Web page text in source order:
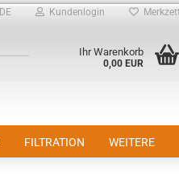
DE Kundenlogin
Ihr Warenkorb
0,00 EUR
FILTRATION WEITERE